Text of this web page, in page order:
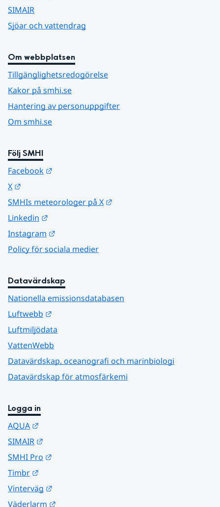
SIMAIR
Sjöar och vattendrag
Om webbplatsen
Tillgänglighetsredogörelse
Kakor på smhi.se
Hantering av personuppgifter
Om smhi.se
Följ SMHI
Facebook
X
SMHIs meteorologer på X
Linkedin
Instagram
Policy för sociala medier
Datavärdskap
Nationella emissionsdatabasen
Luftwebb
Luftmiljödata
VattenWebb
Datavärdskap, oceanografi och marinbiologi
Datavärdskap för atmosfärkemi
Logga in
AQUA
SIMAIR
SMHI Pro
Timbr
Vinterväg
Väderlarm